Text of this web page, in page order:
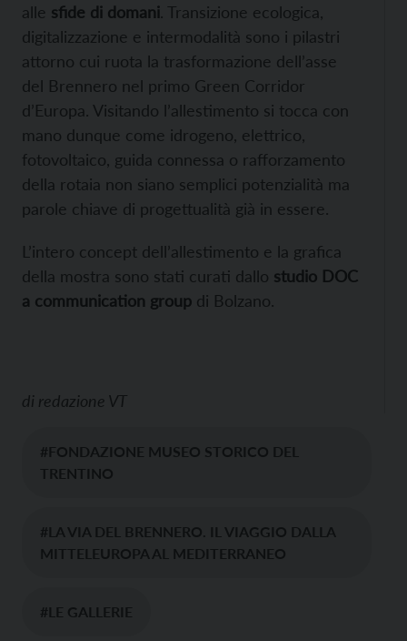
alle sfide di domani. Transizione ecologica,
digitalizzazione e intermodalità sono i pilastri
attorno cui ruota la trasformazione dell’asse
del Brennero nel primo Green Corridor
d’Europa. Visitando l’allestimento si tocca con
mano dunque come idrogeno, elettrico,
fotovoltaico, guida connessa o rafforzamento
della rotaia non siano semplici potenzialità ma
parole chiave di progettualità già in essere.
L’intero concept dell’allestimento e la grafica
della mostra sono stati curati dallo studio DOC
a communication group di Bolzano.
di redazione VT
#FONDAZIONE MUSEO STORICO DEL
TRENTINO
#LA VIA DEL BRENNERO. IL VIAGGIO DALLA
MITTELEUROPA AL MEDITERRANEO
#LE GALLERIE